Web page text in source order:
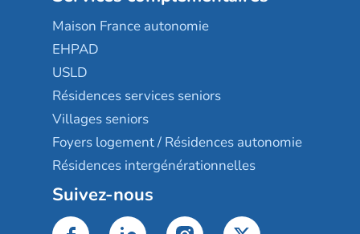
Maison France autonomie
EHPAD
USLD
Résidences services seniors
Villages seniors
Foyers logement / Résidences autonomie
Résidences intergénérationnelles
Suivez-nous